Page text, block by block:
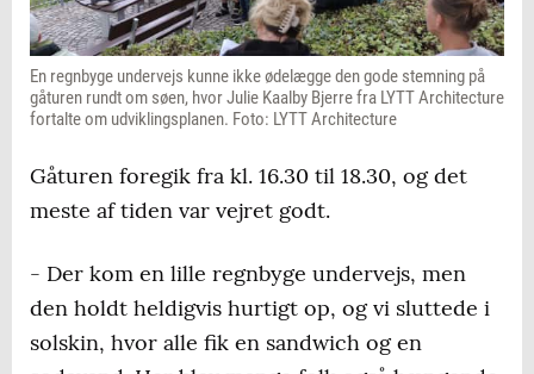
En regnbyge undervejs kunne ikke ødelægge den gode stemning på
gåturen rundt om søen, hvor Julie Kaalby Bjerre fra LYTT Architecture
fortalte om udviklingsplanen. Foto: LYTT Architecture
Gåturen foregik fra kl. 16.30 til 18.30, og det
meste af tiden var vejret godt.
- Der kom en lille regnbyge undervejs, men
den holdt heldigvis hurtigt op, og vi sluttede i
solskin, hvor alle fik en sandwich og en